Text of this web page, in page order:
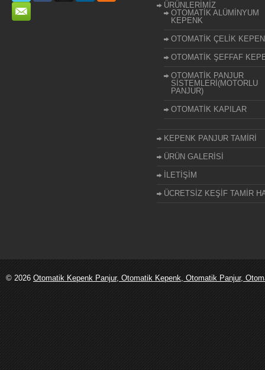
ÜRÜNLERİMİZ
OTOMATİK ALÜMİNYUM
KEPENK
OTOMATİK ÇELİK
OTOMATİK ŞEFFAF
OTOMATİK PANJUR
SİSTEMLERİ(MOTORLU
PANJUR)
OTOMATİK KAPILAR
KEPENK PANJUR TAMİRİ
ÜRÜN GALERİSİ
İLETİŞİM
ÜCRETSİZ KEŞİF TAMİR
© 2026 Otomatik Kepenk Panjur, Otomatik Kepenk, Otomatik Panjur,